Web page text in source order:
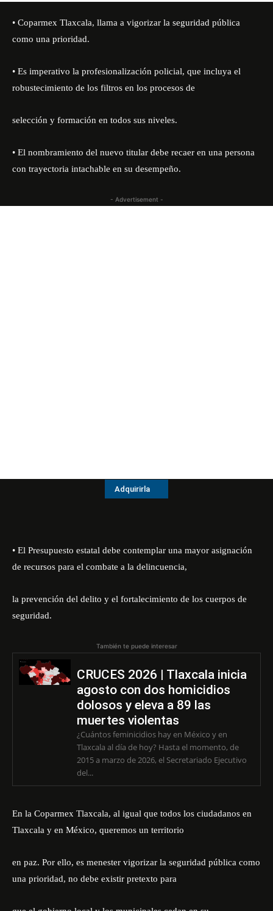
• Coparmex Tlaxcala, llama a vigorizar la seguridad pública
como una prioridad.
• Es imperativo la profesionalización policial, que incluya el
robustecimiento de los filtros en los procesos de
selección y formación en todos sus niveles.
• El nombramiento del nuevo titular debe recaer en una persona
con trayectoria intachable en su desempeño.
- Advertisement -
Adquirirla
• El Presupuesto estatal debe contemplar una mayor asignación
de recursos para el combate a la delincuencia,
la prevención del delito y el fortalecimiento de los cuerpos de
seguridad.
También te puede interesar
CRUCES 2026 | Tlaxcala inicia
agosto con dos homicidios
dolosos y eleva a 89 las
muertes violentas
¿Cuántos feminicidios hay en México y en
Tlaxcala al día de hoy? Hasta el momento, de
2015 a marzo de 2026, el Secretariado Ejecutivo
del...
En la Coparmex Tlaxcala, al igual que todos los ciudadanos en
Tlaxcala y en México, queremos un territorio
en paz. Por ello, es menester vigorizar la seguridad pública como
una prioridad, no debe existir pretexto para